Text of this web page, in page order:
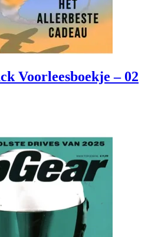
Voorleesboekje – 02